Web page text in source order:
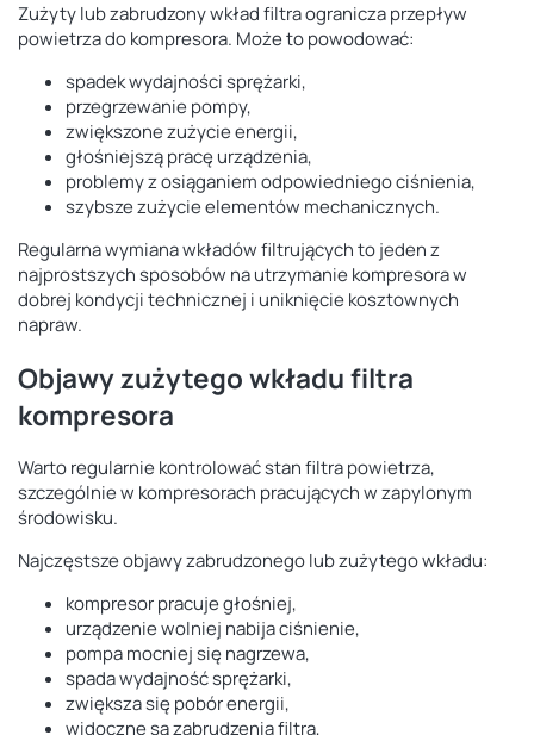
Zużyty lub zabrudzony wkład filtra ogranicza przepływ
powietrza do kompresora. Może to powodować:
spadek wydajności sprężarki,
przegrzewanie pompy,
zwiększone zużycie energii,
głośniejszą pracę urządzenia,
problemy z osiąganiem odpowiedniego ciśnienia,
szybsze zużycie elementów mechanicznych.
Regularna wymiana wkładów filtrujących to jeden z
najprostszych sposobów na utrzymanie kompresora w
dobrej kondycji technicznej i uniknięcie kosztownych
napraw.
Objawy zużytego wkładu filtra
kompresora
Warto regularnie kontrolować stan filtra powietrza,
szczególnie w kompresorach pracujących w zapylonym
środowisku.
Najczęstsze objawy zabrudzonego lub zużytego wkładu:
kompresor pracuje głośniej,
urządzenie wolniej nabija ciśnienie,
pompa mocniej się nagrzewa,
spada wydajność sprężarki,
zwiększa się pobór energii,
widoczne są zabrudzenia filtra,